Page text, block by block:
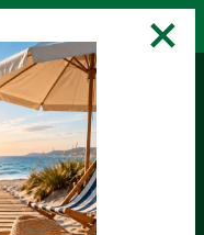
CREA CERTIFICATI
×